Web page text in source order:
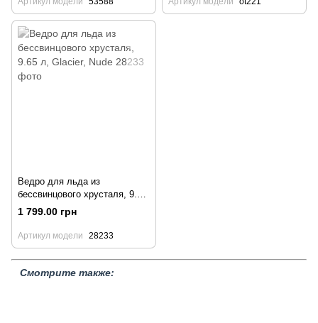
Ведро для льда из
бессвинцового хрусталя, 9.65
л, Glacier, Nude
1 799.00 грн
Артикул модели 28233
Смотрите также: